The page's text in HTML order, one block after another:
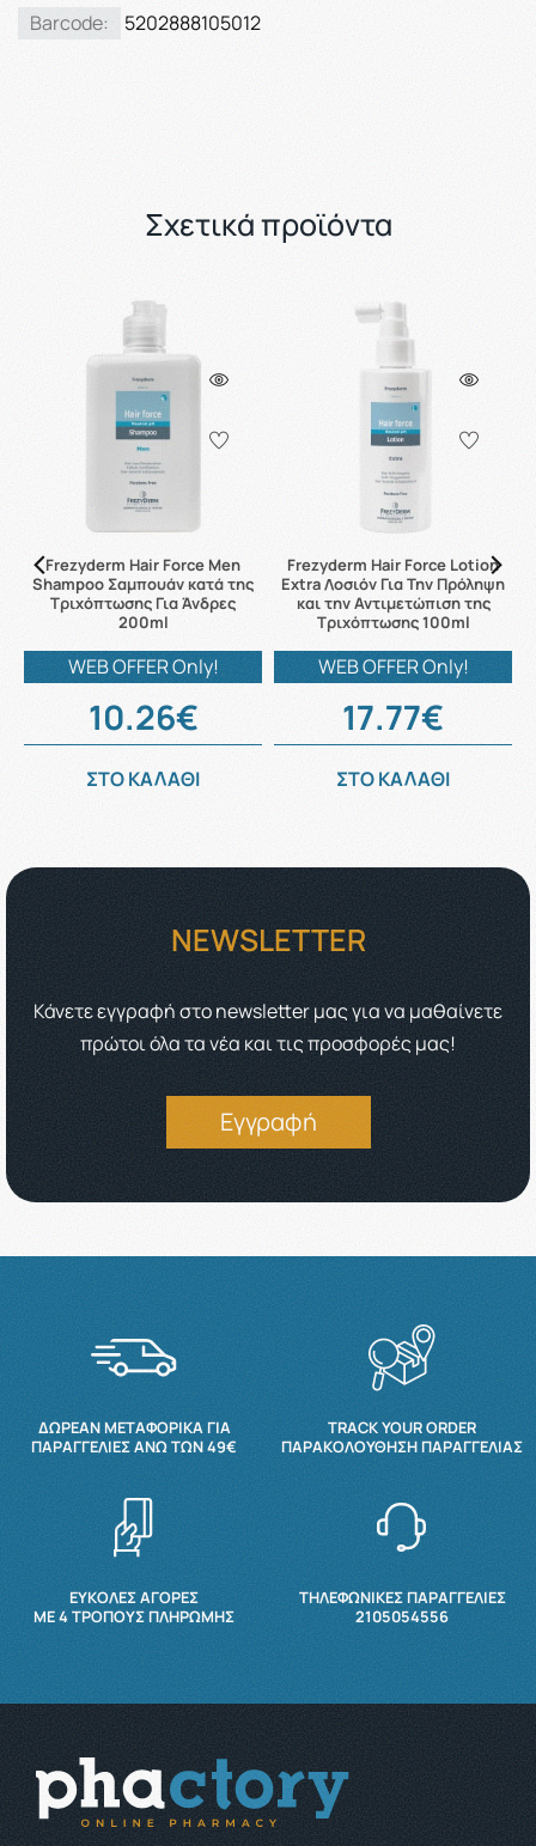
Barcode: 5202888105012
Σχετικά προϊόντα
Frezyderm Hair Force Men
Shampoo Σαμπουάν κατά της
Τριχόπτωσης Για Άνδρες
200ml
WEB OFFER Only!
10.26€
ΣΤΟ ΚΑΛΑΘΙ
Frezyderm Hair Force Lotion
Extra Λοσιόν Για Την Πρόληψη
και την Αντιμετώπιση της
Τριχόπτωσης 100ml
WEB OFFER Only!
17.77€
ΣΤΟ ΚΑΛΑΘΙ
NEWSLETTER
Κάνετε εγγραφή στο newsletter μας για να μαθαίνετε
πρώτοι όλα τα νέα και τις προσφορές μας!
Εγγραφή
ΔΩΡΕΆΝ ΜΕΤΑΦΟΡΙΚΆ ΓΙΑ
ΠΑΡΑΓΓΕΛΊΕΣ ΆΝΩ ΤΩΝ 49€
TRACK YOUR ORDER
ΠΑΡΑΚΟΛΟΎΘΗΣΗ ΠΑΡΑΓΓΕΛΊΑΣ
ΕΥΚΟΛΕΣ ΑΓΟΡΕΣ
ΜΕ 4 ΤΡΌΠΟΥΣ ΠΛΗΡΩΜΉΣ
ΤΗΛΕΦΩΝΙΚΕΣ ΠΑΡΑΓΓΕΛΙΕΣ
2105054556